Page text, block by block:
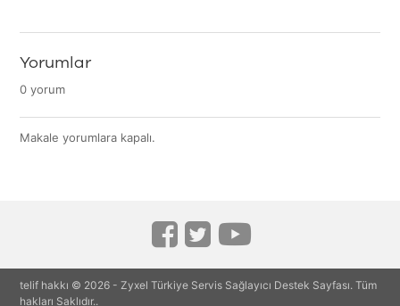
Yorumlar
0 yorum
Makale yorumlara kapalı.
telif hakkı © 2026 - Zyxel Türkiye Servis Sağlayıcı Destek Sayfası. Tüm
hakları Saklıdır..